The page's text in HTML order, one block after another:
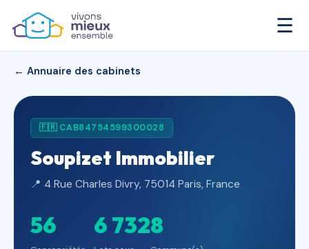
☰
← Annuaire des cabinets
🇫🇷 CAB84754599300028
Soupizet Immobilier
📍 4 Rue Charles Divry, 75014 Paris, France
56 6 7328